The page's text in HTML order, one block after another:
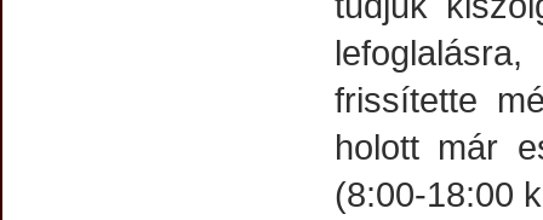
frissítette
holott már
(8:00-18:00